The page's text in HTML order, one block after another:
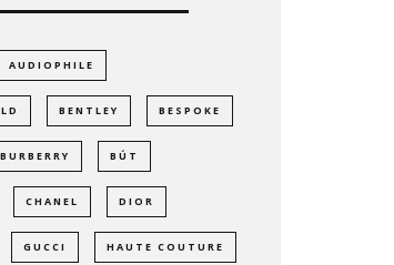
AUDIOPHILE
BENTLEY BESPOKE
BURBERRY BÚT
CHANEL DIOR
GUCCI HAUTE COUTURE